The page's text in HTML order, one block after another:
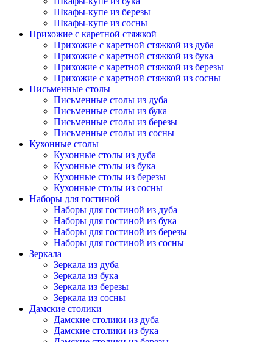
Шкафы-купе из березы
Шкафы-купе из сосны
Прихожие с каретной стяжкой
Прихожие с каретной стяжкой из дуба
Прихожие с каретной стяжкой из бука
Прихожие с каретной стяжкой из березы
Прихожие с каретной стяжкой из сосны
Письменные столы
Письменные столы из дуба
Письменные столы из бука
Письменные столы из березы
Письменные столы из сосны
Кухонные столы
Кухонные столы из дуба
Кухонные столы из бука
Кухонные столы из березы
Кухонные столы из сосны
Наборы для гостиной
Наборы для гостиной из дуба
Наборы для гостиной из бука
Наборы для гостиной из березы
Наборы для гостиной из сосны
Зеркала
Зеркала из дуба
Зеркала из бука
Зеркала из березы
Зеркала из сосны
Дамские столики
Дамские столики из дуба
Дамские столики из бука